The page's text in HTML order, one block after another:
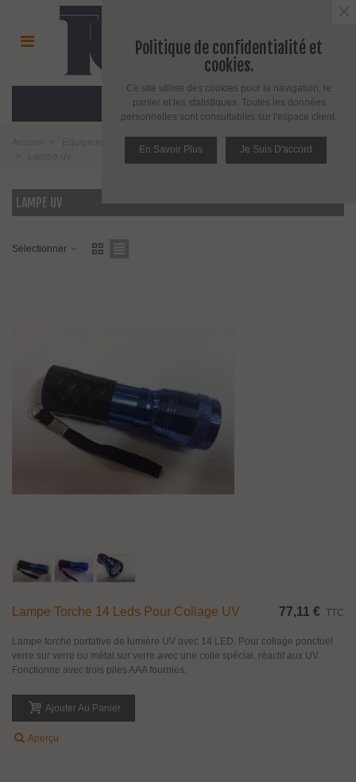
MENU
LAMPE UV
Sélectionner
Lampe Torche 14 Leds Pour Collage UV 77,11 € TTC
Lampe torche portative de lumière UV avec 14 LED. Pour collage ponctuel
verre sur verre ou métal sur verre avec une colle spécial, réactif aux UV.
Fonctionne avec trois piles AAA fournies.
Ajouter Au Panier
Aperçu
Politique de confidentialité et
cookies.
Ce site utilise des cookies pour la navigation, le
panier et les statistiques. Toutes les données
personnelles sont consultables sur l'espace client.
En Savoir Plus Je Suis D'accord